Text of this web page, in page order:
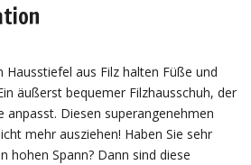
Hausstiefel aus Filz halten Füße und
äußerst bequemer Filzhausschuh, der
anpasst. Diesen superangenehmen
mehr ausziehen! Haben Sie sehr
hohen Spann? Dann sind diese